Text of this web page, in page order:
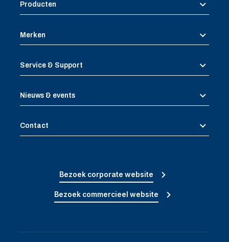
Producten
Merken
Service & Support
Nieuws & events
Contact
Bezoek corporate website
Bezoek commercieel website